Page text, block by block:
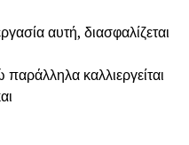
αυτή, διασφαλίζεται
καλλιεργείται